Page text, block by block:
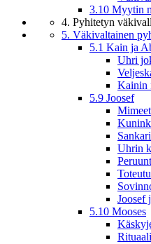
3.10 Myytin
4. Pyhitetyn
5. Väkivaltainen
5.1 Kain ja
Uhri
Kainin
5.9 Joosef
Uhrin
Joosef
5.10 Mooses